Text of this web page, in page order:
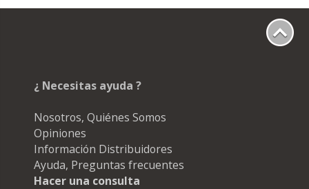
¿ Necesitas ayuda ?
Nosotros, Quiénes Somos
Opiniones
Información Distribuidores
Ayuda, Preguntas frecuentes
Hacer una consulta